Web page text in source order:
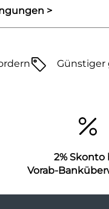
>
Günstiger
2% Skonto
Vorab-